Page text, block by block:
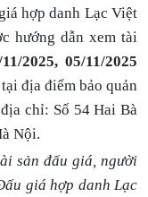
hợp danh Lạc Việt
hướng dẫn xem tài
2025, 05/11/2025
địa điểm bảo quản
chỉ: Số 54 Hai Bà
Nội.
sản đấu giá, người
giá hợp danh Lạc